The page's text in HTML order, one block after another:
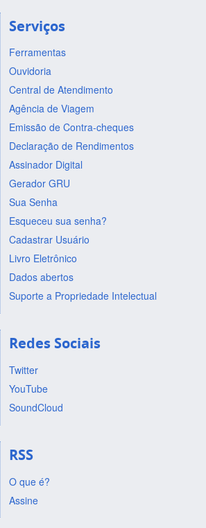
Serviços
Ferramentas
Ouvidoria
Central de Atendimento
Agência de Viagem
Emissão de Contra-cheques
Declaração de Rendimentos
Assinador Digital
Gerador GRU
Sua Senha
Esqueceu sua senha?
Cadastrar Usuário
Livro Eletrônico
Dados abertos
Suporte a Propriedade Intelectual
Redes Sociais
Twitter
YouTube
SoundCloud
RSS
O que é?
Assine